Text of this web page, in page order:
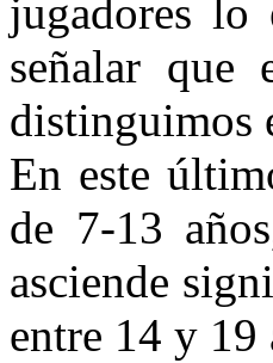
jugadores lo
señalar que
distinguimos
En este
de 7-13
asciende
entre 14 y 19